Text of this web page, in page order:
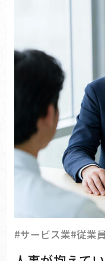
#サービス業#従業